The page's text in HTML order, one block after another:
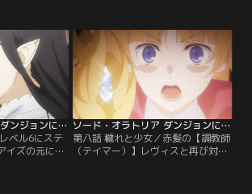
たのは新種の
、そしてア
る【調教師
。アイズと対
る名を口に
…。【提供：
【ウダイオス】。勝ち目など無いに
等しい、無謀とも思える挑戦……。
リヴェリアが見守る中、アイズは単
身、階層主に立ち向かう。「己を遥
かに超える存在を打倒し、自らを超
克する。それが器の昇華に…。【提
供：バンダイチャンネル】
ソード・オラトリア ダンジョンに出会いを求めるのは間違っているだろうか外伝 第07話
ベル6にステ
イズの元に
ソード・オラトリア ダンジョンに出会いを求めるのは間違っているだろうか外伝 第08話
第八話 穢れと少女／赤髪の【調教師
（テイマー）】レヴィスと再び対顔